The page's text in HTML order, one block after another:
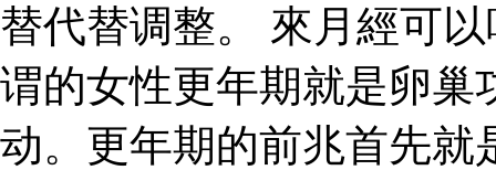
替代替调整。 來月經可
谓的女性更年期就是卵巢
动。更年期的前兆首先就